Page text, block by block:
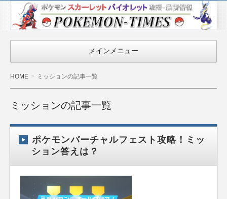
ポケモン最新
情報まとめ
『POKEMON-
TIMES』
メインメニュー
HOME ミッションの記事一覧
ミッションの記事一覧
ポケモンバーチャルフェスト攻略！ミッ
ション答えは？